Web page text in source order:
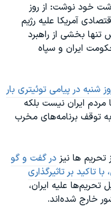
در یادداشت خود نوشت: از روز
آمریکا علیه رژیم
تنها بخشی از راهبرد
ایران و سپاه
شنبه در پیامی توئیتری بار
ایران نیست بلکه
توقف برنامه‌های مخرب‌
تحریم ها نیز در گفت و گو
تاکید بر تاثیرگذاری
علیه ایران،
خارج شده‌اند.